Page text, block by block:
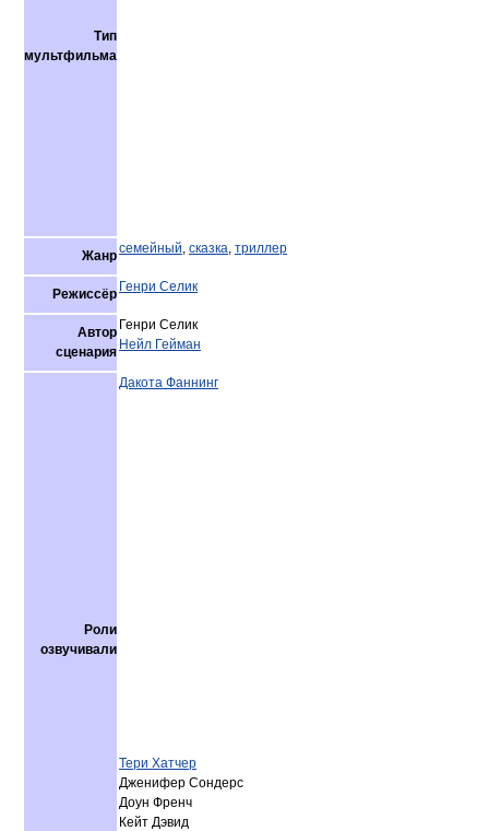
Тип
мультфильма
Жанрсемейный, сказка, триллер
Режиссёр Генри Селик
Автор
сценария
Генри Селик
Нейл Гейман
Роли
озвучивали
Дакота Фаннинг
Тери Хатчер
Дженифер Сондерс
Доун Френч
Кейт Дэвид